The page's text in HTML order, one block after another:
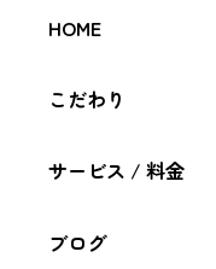
HOME
こだわり
サービス / 料金
ブログ